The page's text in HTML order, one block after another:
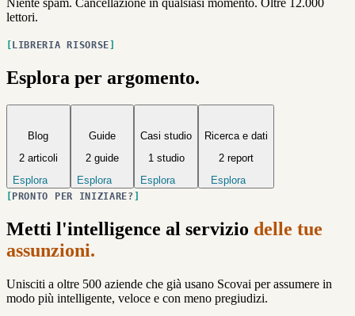
Niente spam. Cancellazione in qualsiasi momento. Oltre 12.000
lettori.
LIBRERIA RISORSE
Esplora per argomento.
Blog
2 articoli
Esplora
Guide
2 guide
Esplora
Casi studio
1 studio
Esplora
Ricerca e dati
2 report
Esplora
PRONTO PER INIZIARE?
Metti l'intelligence al servizio delle tue
assunzioni.
Unisciti a oltre 500 aziende che già usano Scovai per assumere in
modo più intelligente, veloce e con meno pregiudizi.